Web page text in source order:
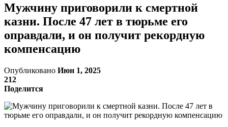
Мужчину приговорили к смертной
казни. После 47 лет в тюрьме его
оправдали, и он получит рекордную
компенсацию
Опубликовано Июн 1, 2025
212
Поделится